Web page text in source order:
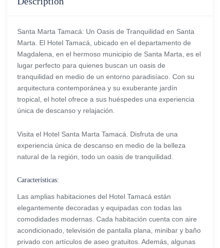
Santa Marta Tamacá: Un Oasis de Tranquilidad en Santa
Marta. El Hotel Tamacá, ubicado en el departamento de
Magdalena, en el hermoso municipio de Santa Marta, es el
lugar perfecto para quienes buscan un oasis de
tranquilidad en medio de un entorno paradisíaco. Con su
arquitectura contemporánea y su exuberante jardín
tropical, el hotel ofrece a sus huéspedes una experiencia
única de descanso y relajación.
Visita el Hotel Santa Marta Tamacá. Disfruta de una
experiencia única de descanso en medio de la belleza
natural de la región, todo un oasis de tranquilidad.
Características:
Las amplias habitaciones del Hotel Tamacá están
elegantemente decoradas y equipadas con todas las
comodidades modernas. Cada habitación cuenta con aire
acondicionado, televisión de pantalla plana, minibar y baño
privado con artículos de aseo gratuitos. Además, algunas